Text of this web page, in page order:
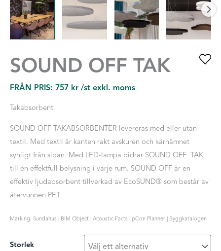
SOUND OFF TAK
FRÅN PRIS: 757 kr /st exkl. moms
Takabsorbent
SOUND OFF TAKABSORBENTER levereras med eller utan
textil. Med textil är kanten rakt avskuren och kärnämnet
synligt från sidan. Med LED-lampa bidrar SOUND OFF TAK
till en effektfull belysning i varje rum. SOUND OFF är en
effektiv ljudabsorbent tillverkad av EcoSUND® som består av
återvunnen PET.
Marking: Sundahus | BIM Object | Acoustic Facts | pCon Planner | Byggkatalogen
Storlek